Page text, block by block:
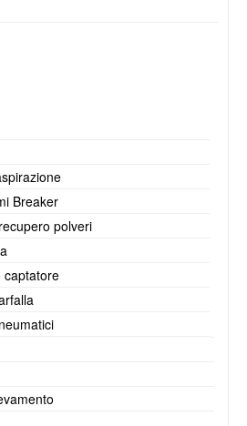
Breaker
polveri
captatore